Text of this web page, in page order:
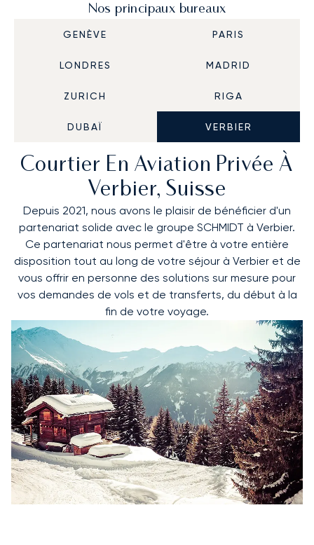
Nos principaux bureaux
GENÈVE PARIS
LONDRES MADRID
ZURICH RIGA
DUBAÏ VERBIER
Courtier En Aviation Privée À
Verbier, Suisse
Depuis 2021, nous avons le plaisir de bénéficier d'un
partenariat solide avec le groupe SCHMIDT à Verbier.
Ce partenariat nous permet d'être à votre entière
disposition tout au long de votre séjour à Verbier et de
vous offrir en personne des solutions sur mesure pour
vos demandes de vols et de transferts, du début à la
fin de votre voyage.